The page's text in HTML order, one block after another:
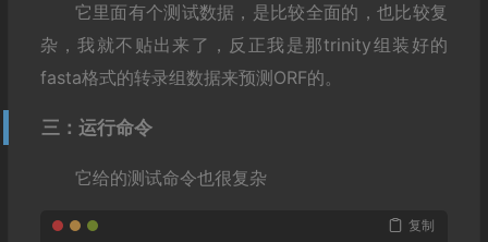
它里面有个测试数据，是比较全面的，也比较复
杂，我就不贴出来了，反正我是那trinity组装好的
fasta格式的转录组数据来预测ORF的。
三：运行命令
它给的测试命令也很复杂
复制